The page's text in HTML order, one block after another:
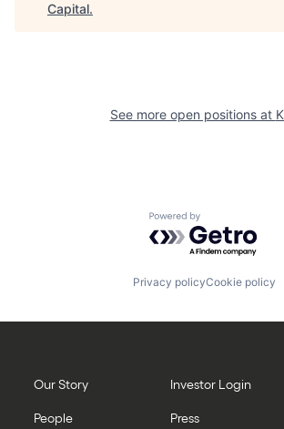
Capital.
See more open positions at
Powered by
Privacy policyCookie policy
Our Story
People
Investor Login
Press